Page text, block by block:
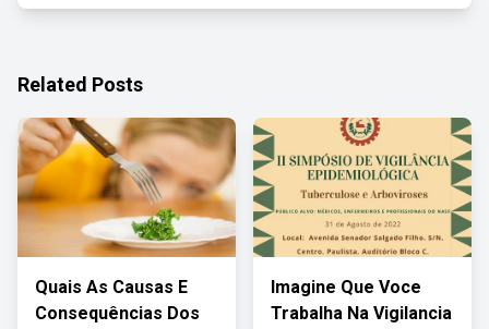
Related Posts
Quais As Causas E
Consequências Dos
Imagine Que Voce
Trabalha Na Vigilancia